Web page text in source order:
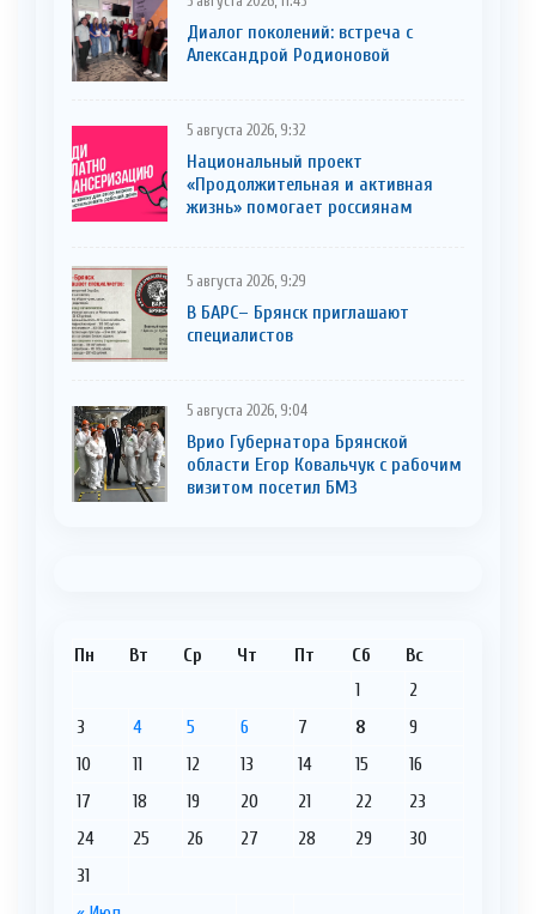
Диалог поколений: встреча с
Александрой Родионовой
5 августа 2026, 9:32
Национальный проект
«Продолжительная и активная
жизнь» помогает россиянам
5 августа 2026, 9:29
В БАРС– Брянcк приглaшают
cпециaлистoв
5 августа 2026, 9:04
Врио Губернатора Брянской
области Егор Ковальчук с рабочим
визитом посетил БМЗ
Пн Вт Ср Чт Пт Сб Вс
1
2
3
4 5 6 7 8
9
10
11 12 13 14 15
16
17
18 19 20 21 22
23
24
25 26 27 28 29
30
31